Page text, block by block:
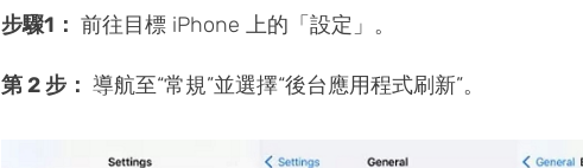
步驟1： 前往目標 iPhone 上的「設定」。
第 2 步： 導航至“常規”並選擇“後台應用程式刷新”。